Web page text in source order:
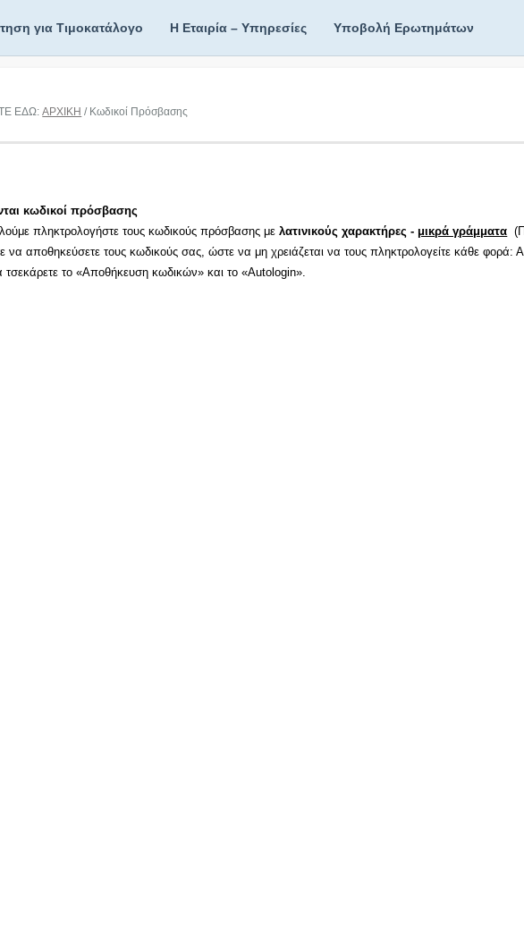
για Τιμοκατάλογο Η Εταιρία – Υπηρεσίες Υποβολή Ερωτημάτων
ΕΔΩ:ΑΡΧΙΚΗ / Κωδικοί Πρόσβασης
κωδικοί πρόσβασης
πληκτρολογήστε τους κωδικούς πρόσβασης μελατινικούς χαρακτήρες - μικρά γράμματα
να αποθηκεύσετε τους κωδικούς σας, ώστε να μη χρειάζεται να τους πληκτρολογείτε κάθε φορά:
τσεκάρετε το «Αποθήκευση κωδικών» και το «Autologin».